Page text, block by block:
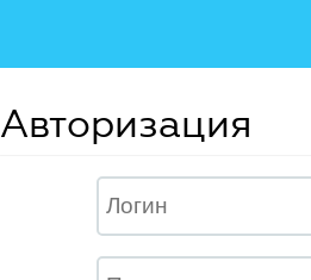
Авторизация